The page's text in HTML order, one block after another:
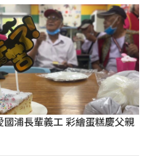
國浦長輩義工 彩繪蛋糕慶父親